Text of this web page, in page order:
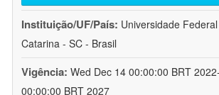
Instituição/UF/País: Universidade
Catarina - SC - Brasil
Vigência: Wed Dec 14 00:00:00 BRT
00:00:00 BRT 2027